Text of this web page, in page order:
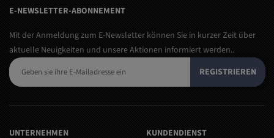
E-NEWSLETTER-ABONNEMENT
Mit der Anmeldung zum E-Newsletter können Sie in kurzer Zeit über
aktuelle Neuigkeiten und unsere Aktionen informiert werden..
REGISTRIEREN
UNTERNEHMEN KUNDENDIENST